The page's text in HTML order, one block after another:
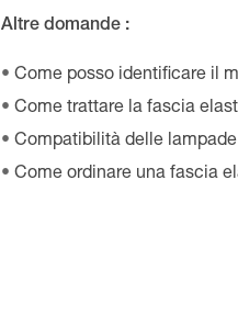
Altre domande :
Come posso identificare il
Come trattare la fascia
Compatibilità delle lampade
Come ordinare una fascia